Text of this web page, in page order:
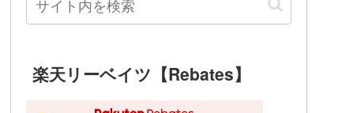
楽天リーベイツ【Rebates】